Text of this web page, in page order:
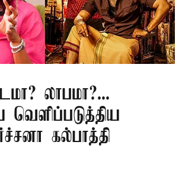
லாபமா?...
கல்பாத்தி